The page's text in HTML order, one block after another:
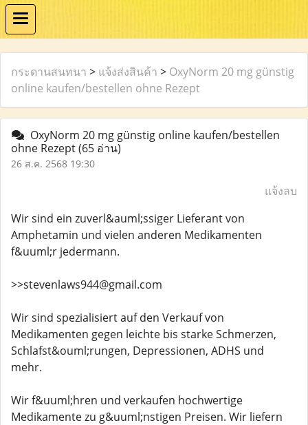
กระดานสนทนา > แจ้งส่งสินค้า > OxyNorm 20 mg günstig
online kaufen/bestellen ohne Rezept
OxyNorm 20 mg günstig online kaufen/bestellen
ohne Rezept(65 อ่าน)
26 ส.ค. 2568 19:30
แจ้งลบ
Wir sind ein zuverl&auml;ssiger Lieferant von
Amphetamin und vielen anderen Medikamenten
f&uuml;r jedermann.
>>stevenlaws944@gmail.com
Wir sind spezialisiert auf den Verkauf von
Medikamenten gegen leichte bis starke Schmerzen,
Schlafst&ouml;rungen, Depressionen, ADHS und
mehr.
Wir f&uuml;hren und verkaufen hochwertige
Medikamente zu g&uuml;nstigen Preisen. Wir liefern